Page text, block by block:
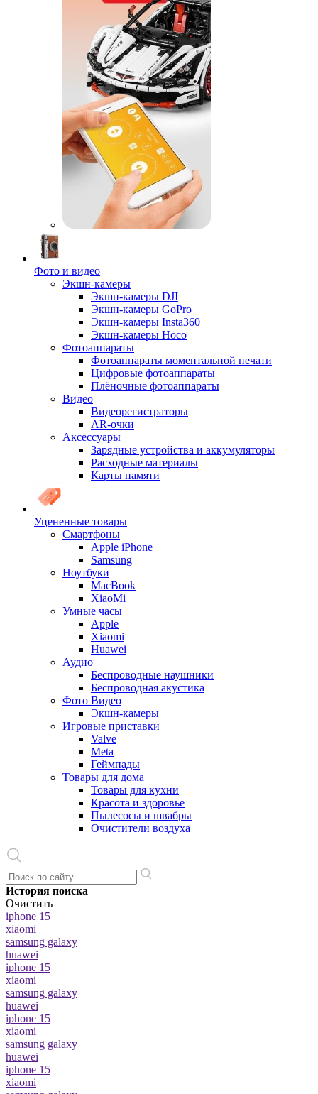
Фото и видео
Экшн-камеры
Экшн-камеры DJI
Экшн-камеры GoPro
Экшн-камеры Insta360
Экшн-камеры Hoco
Фотоаппараты
Фотоаппараты моментальной печати
Цифровые фотоаппараты
Плёночные фотоаппараты
Видео
Видеорегистраторы
AR-очки
Аксессуары
Зарядные устройства и аккумуляторы
Расходные материалы
Карты памяти
Уцененные товары
Cмартфоны
Apple iPhone
Samsung
Ноутбуки
MacBook
XiaoMi
Умные часы
Apple
Xiaomi
Huawei
Аудио
Беспроводные наушники
Беспроводная акустика
Фото Видео
Экшн-камеры
Игровые приставки
Valve
Meta
Геймпады
Товары для дома
Товары для кухни
Красота и здоровье
Пылесосы и швабры
Очистители воздуха
История поиска
Очистить
iphone 15
xiaomi
samsung galaxy
huawei
iphone 15
xiaomi
samsung galaxy
huawei
iphone 15
xiaomi
samsung galaxy
huawei
iphone 15
xiaomi